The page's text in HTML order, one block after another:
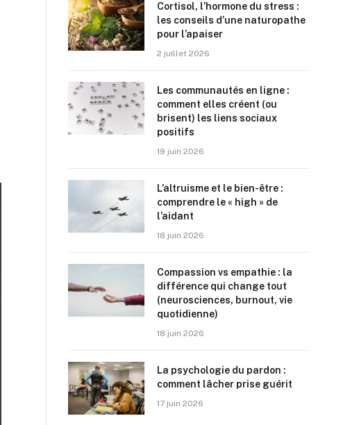
Cortisol, l’hormone du stress :
les conseils d’une naturopathe
pour l’apaiser
2 juillet 2026
Les communautés en ligne :
comment elles créent (ou
brisent) les liens sociaux
positifs
19 juin 2026
L’altruisme et le bien-être :
comprendre le « high » de
l’aidant
18 juin 2026
Compassion vs empathie : la
différence qui change tout
(neurosciences, burnout, vie
quotidienne)
18 juin 2026
La psychologie du pardon :
comment lâcher prise guérit
17 juin 2026